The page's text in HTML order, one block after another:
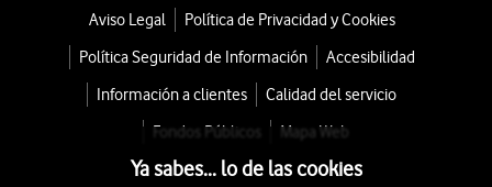
Aviso Legal
Política de Privacidad y Cookies
Política Seguridad de Información
Accesibilidad
Información a clientes
Calidad del servicio
Fondos Públicos
Mapa Web
Ya sabes... lo de las cookies